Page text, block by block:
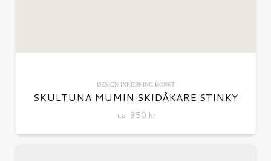
DESIGN INREDNING KONST
SKULTUNA MUMIN SKIDÅKARE STINKY
ca 950 kr